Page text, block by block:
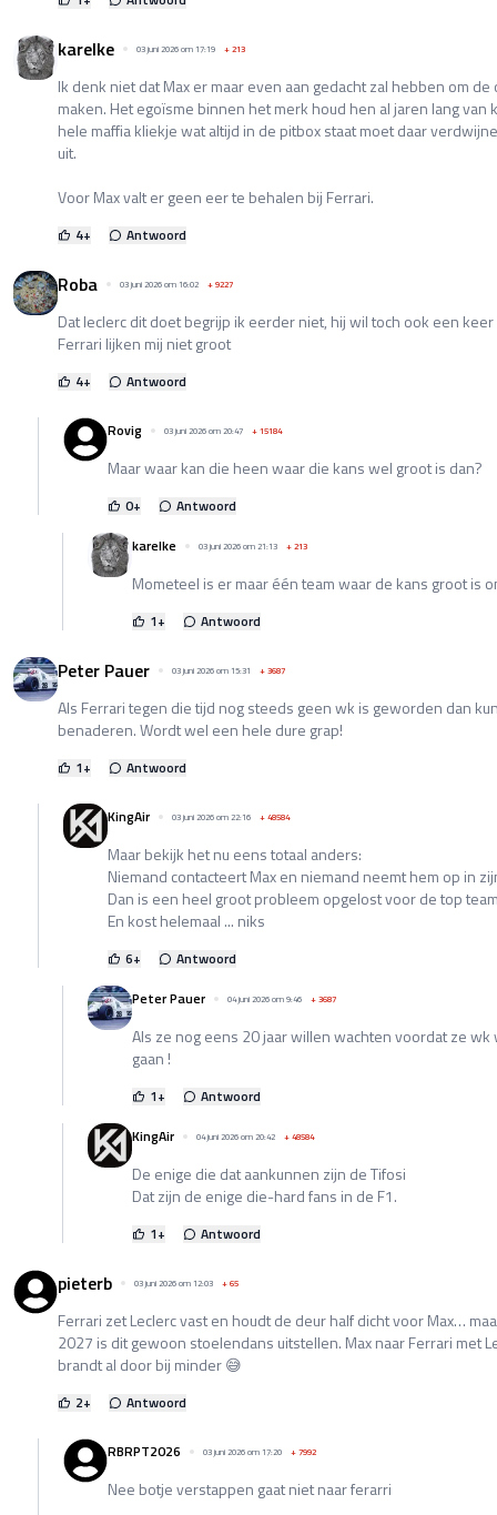
karelke 03 juni 2026 om 17:19 +213
Ik denk niet dat Max er maar even aan gedacht zal hebben om
maken. Het egoïsme binnen het merk houd hen al jaren lang van
hele maffia kliekje wat altijd in de pitbox staat moet daar
uit.
Voor Max valt er geen eer te behalen bij Ferrari.
4+ Antwoord
Roba 03 juni 2026 om 16:02 +9227
Dat leclerc dit doet begrijp ik eerder niet, hij wil toch ook een
Ferrari lijken mij niet groot
4+ Antwoord
Rovig 03 juni 2026 om 20:47 +15184
Maar waar kan die heen waar die kans wel groot is dan?
0+
Antwoord
karelke
03 juni 2026 om 21:13 +213
Mometeel is er maar één team waar de kans groot is
1+ Antwoord
Peter Pauer 03 juni 2026 om 15:31 +3687
Als Ferrari tegen die tijd nog steeds geen wk is geworden dan
benaderen. Wordt wel een hele dure grap!
1+ Antwoord
KingAir 03 juni 2026 om 22:16 +48584
Maar bekijk het nu eens totaal anders:
Niemand contacteert Max en niemand neemt hem op in
Dan is een heel groot probleem opgelost voor de top
En kost helemaal ... niks
6+
Antwoord
Peter Pauer
04 juni 2026 om 9:46 +3687
Als ze nog eens 20 jaar willen wachten voordat ze
gaan !
1+
Antwoord
KingAir
04 juni 2026 om 20:42 +48584
De enige die dat aankunnen zijn de Tifosi
Dat zijn de enige die-hard fans in de F1.
1+ Antwoord
pieterb 03 juni 2026 om 12:03 +65
Ferrari zet Leclerc vast en houdt de deur half dicht voor Max…
2027 is dit gewoon stoelendans uitstellen. Max naar Ferrari met
brandt al door bij minder 😅
2+ Antwoord
RBRPT2026 03 juni 2026 om 17:20 +7992
Nee botje verstappen gaat niet naar ferarri